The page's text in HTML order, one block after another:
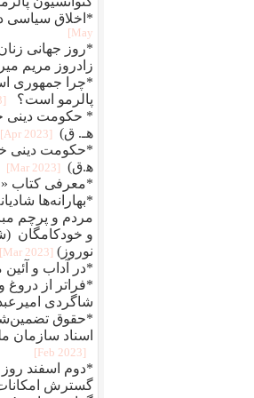
*اخلاق سیاسی
May]
*روز جهانی
زادروز مریم
*چرا جمهوری
پالرمو است؟
[2023 May]
هـ. ق)
[2023 Apr]
ه‍.ق)
[2023 Mar]
*معرفی کتاب «
*بهارانه‌ها
مردم و پرچم
و خودکامگان
نوروز) [2023 Mar]
*در آداب و آئین
*فراتر از دروغ
شاگردی
*حقوق
اسناد سازمان
[2023 Feb]
*دوم اسفند روز
گسترش